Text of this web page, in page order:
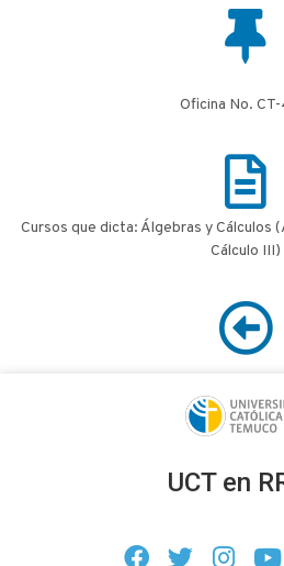
Oficina No.
Cursos que dicta: Álgebras y Cálculos
Cálculo III)
UCT en